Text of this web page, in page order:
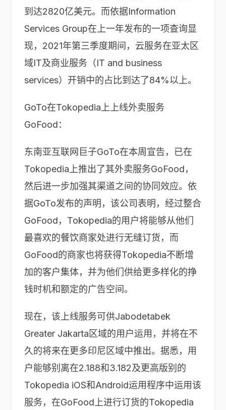
到达2820亿美元。而依据Information
Services Group在上一年发布的一项查询显
现，2021年第三季度期间，云服务在亚太区
域IT及商业服务（IT and business
services）开销中的占比到达了84%以上。
GoTo在Tokopedia上上线外卖服务
GoFood：
东南亚互联网巨子GoTo在本周宣告，已在
Tokopedia上推出了其外卖服务GoFood，
然后进一步加强其渠道之间的协同效应。依
据GoTo发布的声明，该公司表明，经过整合
GoFood，Tokopedia的用户将能够从他们
最喜欢的餐饮商家处进行无缝订货，而
GoFood的商家也将获得Tokopedia不断增
加的客户集体，并为他们供给更多样化的挣
钱时机和额定的广告空间。
现在，该上线服务可供Jabodetabek
Greater Jakarta区域的用户运用，并将在不
久的将来在更多印尼区域中推出。据悉，用
户能够别离在2.188和3.182及更高版别的
Tokopedia iOS和Android运用程序中运用该
服务，在GoFood上进行订货的Tokopedia